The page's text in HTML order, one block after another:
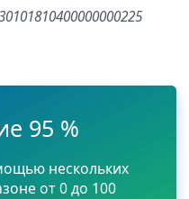
95 %
нескольких
от 0 до 100